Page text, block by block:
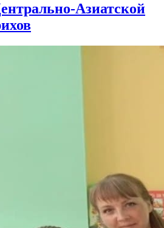
Азиатской